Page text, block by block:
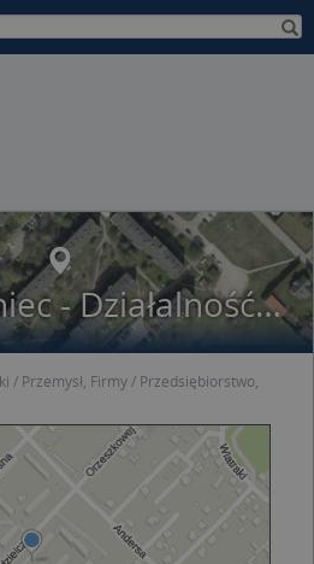
Stanisław Joniec - Działalność Gospodarcza
Przemysł, Firmy
Przedsiębiorstwo,